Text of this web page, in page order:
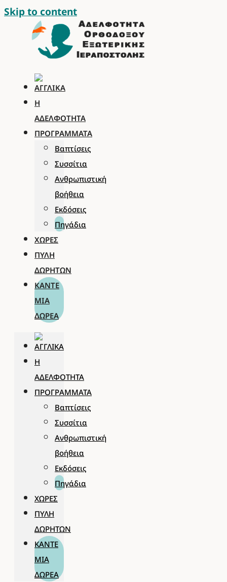
Skip to content
Η
ΑΔΕΛΦΌΤΗΤΑ
ΠΡΟΓΡΆΜΜΑΤΑ
Βαπτίσεις
Συσσίτια
Ανθρωπιστική
βοήθεια
Εκδόσεις
Πηγάδια
ΧΏΡΕΣ
ΠΎΛΗ
ΔΩΡΗΤΏΝ
ΚΆΝΤΕ
ΜΊΑ
ΔΩΡΕΆ
Η
ΑΔΕΛΦΌΤΗΤΑ
ΠΡΟΓΡΆΜΜΑΤΑ
Βαπτίσεις
Συσσίτια
Ανθρωπιστική
βοήθεια
Εκδόσεις
Πηγάδια
ΧΏΡΕΣ
ΠΎΛΗ
ΔΩΡΗΤΏΝ
ΚΆΝΤΕ
ΜΊΑ
ΔΩΡΕΆ